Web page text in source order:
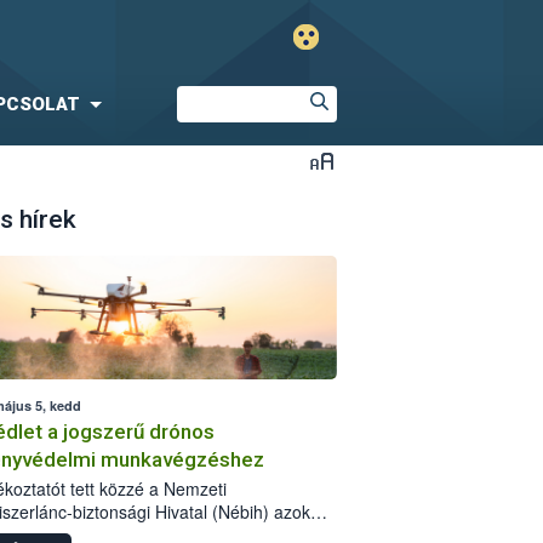
hírek
5, kedd
a jogszerű drónos
munkavégzéshez
tett közzé a Nemzeti
biztonsági Hivatal (Nébih) azok
akik drónnal szeretnének